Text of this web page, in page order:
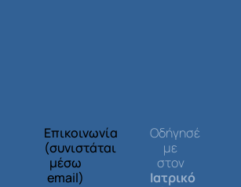
Επικοινωνία
(συνιστάται
μέσω
email)
Οδήγησέ
με
στον
Ιατρικό